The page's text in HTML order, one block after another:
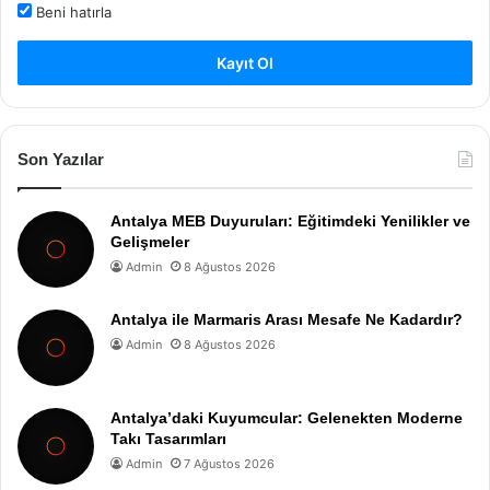
Beni hatırla
Kayıt Ol
Son Yazılar
Antalya MEB Duyuruları: Eğitimdeki Yenilikler ve
Gelişmeler
Admin 8 Ağustos 2026
Antalya ile Marmaris Arası Mesafe Ne Kadardır?
Admin 8 Ağustos 2026
Antalya’daki Kuyumcular: Gelenekten Moderne
Takı Tasarımları
Admin 7 Ağustos 2026